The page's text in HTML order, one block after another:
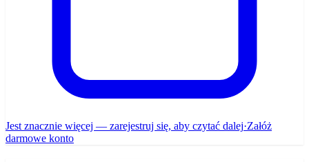
Jest znacznie więcej — zarejestruj się, aby czytać dalej·Załóż
darmowe konto